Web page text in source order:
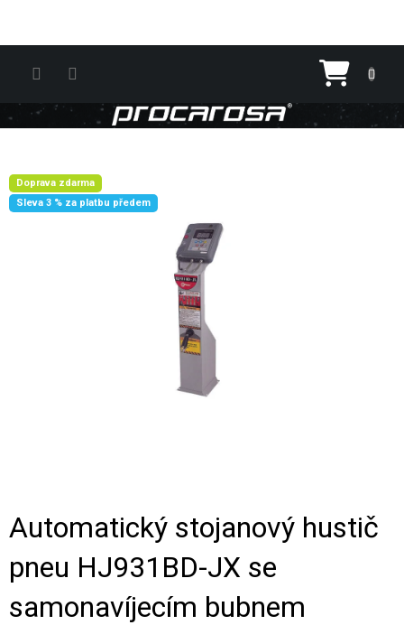
Doprava zdarma
Sleva 3 % za platbu předem
Automatický stojanový hustič
pneu HJ931BD-JX se
samonavíjecím bubnem